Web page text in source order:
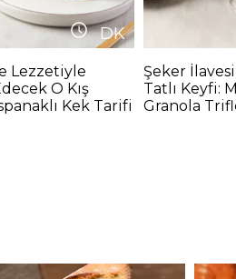
DK
Lezzetiyle
O Kış
Kek Tarifi
Şeker
Tatlı Keyfi:
Granola